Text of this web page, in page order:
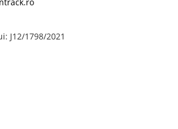
J12/1798/2021